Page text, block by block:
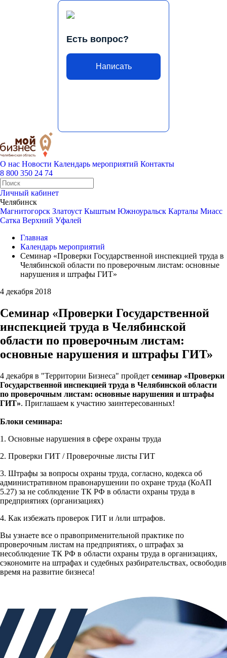
Есть вопрос?
Написать
О нас Новости Календарь мероприятий Контакты
8 800 350 24 74
Личный кабинет
Челябинск
Магнитогорск Златоуст Кыштым Южноуральск Карталы Миасс
Сатка Верхний Уфалей
Главная
Календарь мероприятий
Семинар «Проверки Государственной инспекцией труда в
Челябинской области по проверочным листам: основные
нарушения и штрафы ГИТ»
4 декабря 2018
Семинар «Проверки Государственной
инспекцией труда в Челябинской
области по проверочным листам:
основные нарушения и штрафы ГИТ»
4 декабря в "Территории Бизнеса" пройдет семинар «Проверки
Государственной инспекцией труда в Челябинской области
по проверочным листам: основные нарушения и штрафы
ГИТ». Приглашаем к участию заинтересованных!
Блоки семинара:
1. Основные нарушения в сфере охраны труда
2. Проверки ГИТ / Проверочные листы ГИТ
3. Штрафы за вопросы охраны труда, согласно, кодекса об
административном правонарушении по охране труда (КоАП
5.27) за не соблюдение ТК РФ в области охраны труда в
предприятиях (организациях)
4. Как избежать проверок ГИТ и /или штрафов.
Вы узнаете все о правоприменительной практике по
проверочным листам на предприятиях, о штрафах за
несоблюдение ТК РФ в области охраны труда в организациях,
сэкономите на штрафах и судебных разбирательствах, освободив
время на развитие бизнеса!